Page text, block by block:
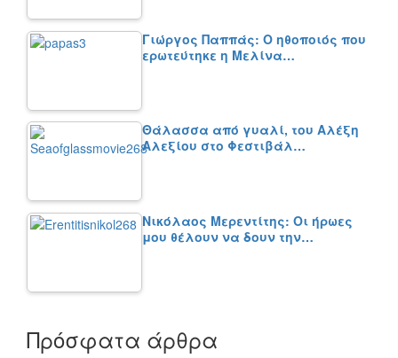
Γιώργος Παππάς: Ο ηθοποιός που
ερωτεύτηκε η Μελίνα…
Θάλασσα από γυαλί, του Αλέξη
Αλεξίου στο Φεστιβάλ…
Νικόλαος Μερεντίτης: Οι ήρωες
μου θέλουν να δουν την…
Πρόσφατα άρθρα